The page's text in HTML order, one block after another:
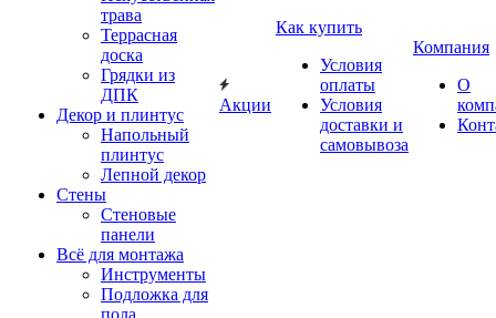
трава
Террасная
доска
Грядки из
ДПК
Декор и плинтус
Напольный
плинтус
Лепной декор
Стены
Стеновые
панели
Всё для монтажа
Инструменты
Подложка для
пола
Акции
Как купить
Условия
оплаты
Условия
доставки и
самовывоза
Компания
О